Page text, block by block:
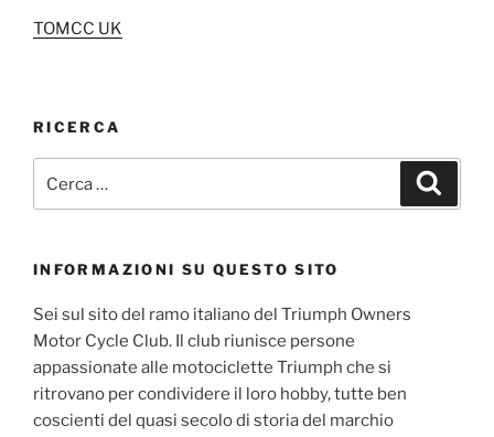
TOMCC UK
RICERCA
INFORMAZIONI SU QUESTO SITO
Sei sul sito del ramo italiano del Triumph Owners
Motor Cycle Club. Il club riunisce persone
appassionate alle motociclette Triumph che si
ritrovano per condividere il loro hobby, tutte ben
coscienti del quasi secolo di storia del marchio